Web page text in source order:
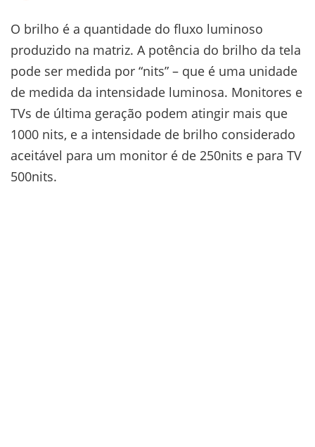
O brilho é a quantidade do fluxo luminoso
produzido na matriz. A potência do brilho da tela
pode ser medida por “nits” – que é uma unidade
de medida da intensidade luminosa. Monitores e
TVs de última geração podem atingir mais que
1000 nits, e a intensidade de brilho considerado
aceitável para um monitor é de 250nits e para TV
500nits.